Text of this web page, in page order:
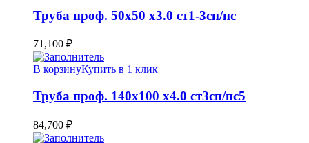
Труба проф. 50х50 х3.0 ст1-3сп/пс
71,100 ₽
В корзинуКупить в 1 клик
Труба проф. 140х100 х4.0 ст3сп/пс5
84,700 ₽